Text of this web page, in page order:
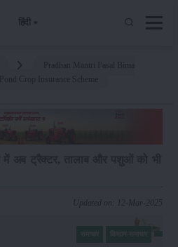
हिंदी
Updated on: 12-Mar-2025